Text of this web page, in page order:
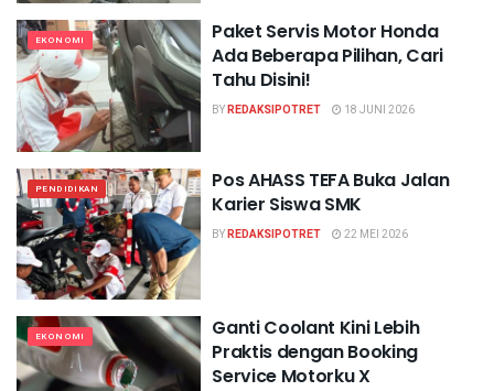
EKONOMI
Paket Servis Motor Honda
Ada Beberapa Pilihan, Cari
Tahu Disini!
BYREDAKSIPOTRET 18 JUNI 2026
PENDIDIKAN
Pos AHASS TEFA Buka Jalan
Karier Siswa SMK
BYREDAKSIPOTRET 22 MEI 2026
EKONOMI
Ganti Coolant Kini Lebih
Praktis dengan Booking
Service Motorku X